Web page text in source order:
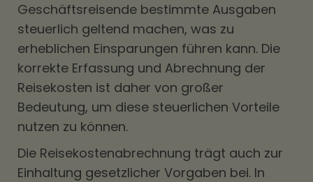
Geschäftsreisende bestimmte Ausgaben
steuerlich geltend machen, was zu
erheblichen Einsparungen führen kann. Die
korrekte Erfassung und Abrechnung der
Reisekosten ist daher von großer
Bedeutung, um diese steuerlichen Vorteile
nutzen zu können.
Die Reisekostenabrechnung trägt auch zur
Einhaltung gesetzlicher Vorgaben bei. In